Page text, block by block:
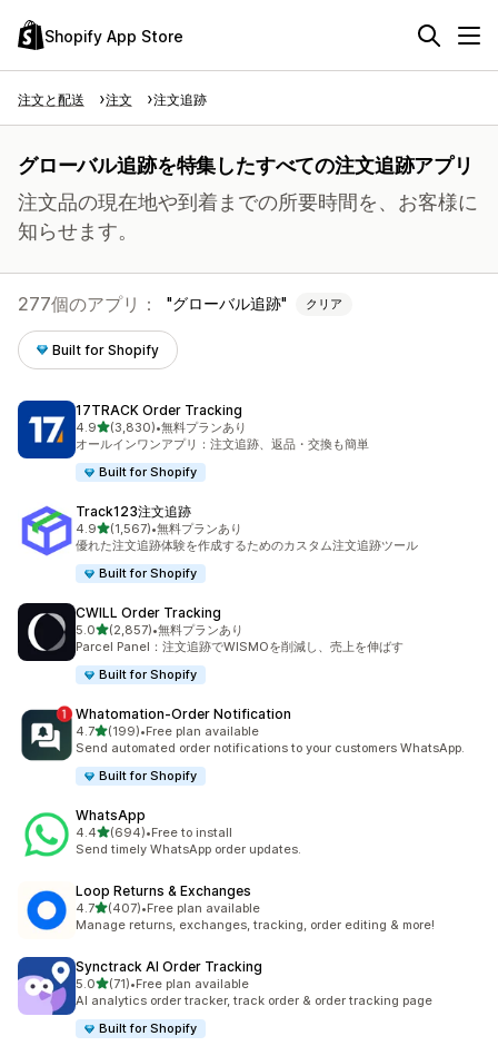
Shopify App Store
注文と配送 注文 注文追跡
グローバル追跡を特集したすべての注文追跡アプリ
注文品の現在地や到着までの所要時間を、お客様に
知らせます。
277個のアプリ： グローバル追跡 クリア
Built for Shopify
17TRACK Order Tracking
4.95つ星中
(3,830)
合計レビュー数：3830件
•無料プランあり
オールインワンアプリ：注文追跡、返品・交換も簡単
Built for Shopify
Track123注文追跡
4.95つ星中
(1,567)
合計レビュー数：1567件
•無料プランあり
優れた注文追跡体験を作成するためのカスタム注文追跡ツール
Built for Shopify
CWILL Order Tracking
5.05つ星中
(2,857)
合計レビュー数：2857件
•無料プランあり
Parcel Panel：注文追跡でWISMOを削減し、売上を伸ばす
Built for Shopify
Whatomation‑Order Notification
4.75つ星中
(199)
合計レビュー数：199件
•Free plan available
Send automated order notifications to your customers WhatsApp.
Built for Shopify
WhatsApp
4.45つ星中
(694)
合計レビュー数：694件
•Free to install
Send timely WhatsApp order updates.
Loop Returns & Exchanges
4.75つ星中
(407)
合計レビュー数：407件
•Free plan available
Manage returns, exchanges, tracking, order editing & more!
Synctrack AI Order Tracking
5.05つ星中
(71)
合計レビュー数：71件
•Free plan available
AI analytics order tracker, track order & order tracking page
Built for Shopify